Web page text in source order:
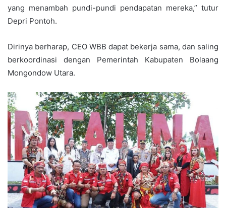
yang menambah pundi-pundi pendapatan mereka,” tutur
Depri Pontoh.
Dirinya berharap, CEO WBB dapat bekerja sama, dan saling
berkoordinasi dengan Pemerintah Kabupaten Bolaang
Mongondow Utara.